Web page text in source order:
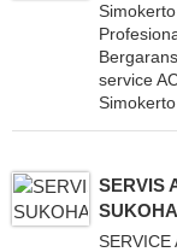
service
Simokerto
SERVIS
SERVICE